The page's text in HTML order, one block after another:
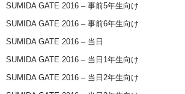
SUMIDA GATE 2016 – 事前5年生向け
SUMIDA GATE 2016 – 事前6年生向け
SUMIDA GATE 2016 – 当日
SUMIDA GATE 2016 – 当日1年生向け
SUMIDA GATE 2016 – 当日2年生向け